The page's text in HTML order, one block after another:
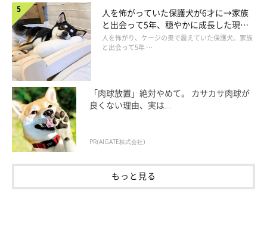
@iroha_WCP1011
飼い主さんにお話を伺うと、どれみちゃんを家に迎えたばかりの
頃から、あのようなフシギな行動が見られたといいます。
飼い主さん：
「ブリーダーさんから『水遊びをするかもしれない』
どれみが水入れに前足を突っ込んでバシャバシャやりだしたの
人を怖がっていた保護犬が6才に→家族
と出会って5年、穏やかに成長した現在
の姿にグッとくる
人を怖がり、ケージの奥で震えていた保護犬。家族
と出会って5年 …
「肉球放置」絶対やめて。 カサカサ肉球が
良くない理由、実は...
PR(AIGATE株式会社)
もっと見る